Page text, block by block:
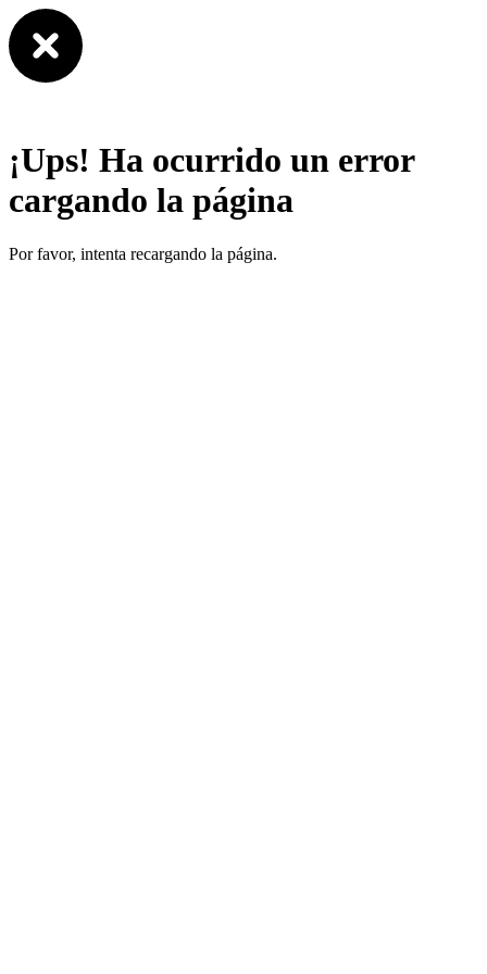
¡Ups! Ha ocurrido un error
cargando la página
Por favor, intenta recargando la página.